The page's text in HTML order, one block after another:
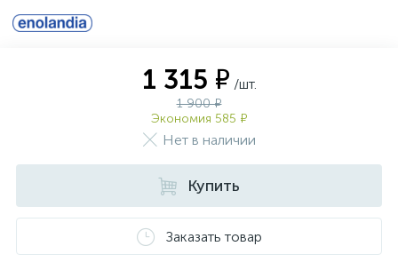
1 315 ₽ /шт.
1 900 ₽
Экономия 585 ₽
Нет в наличии
Купить
Заказать товар